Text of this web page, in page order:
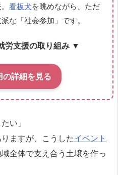
看板犬を眺めながら、ただ
な「社会参加」です。
労支援の取り組み ▼
の詳細を見る
い」
ますが、こうしたイベント
全体で支え合う土壌を作っ